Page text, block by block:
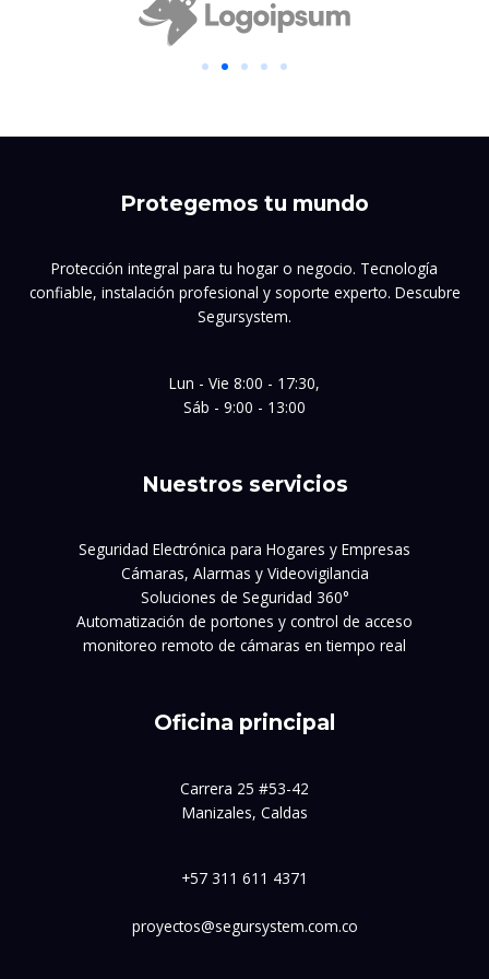
Protegemos tu mundo
Protección integral para tu hogar o negocio. Tecnología
confiable, instalación profesional y soporte experto. Descubre
Segursystem.
Lun - Vie 8:00 - 17:30,
Sáb - 9:00 - 13:00
Nuestros servicios
Seguridad Electrónica para Hogares y Empresas
Cámaras, Alarmas y Videovigilancia
Soluciones de Seguridad 360°
Automatización de portones y control de acceso
monitoreo remoto de cámaras en tiempo real
Oficina principal
Carrera 25 #53-42
Manizales, Caldas
+57 311 611 4371
proyectos@segursystem.com.co